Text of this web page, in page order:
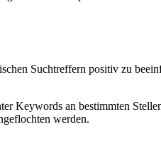
Suchtreffern positiv zu
Keywords an bestimmten
werden.